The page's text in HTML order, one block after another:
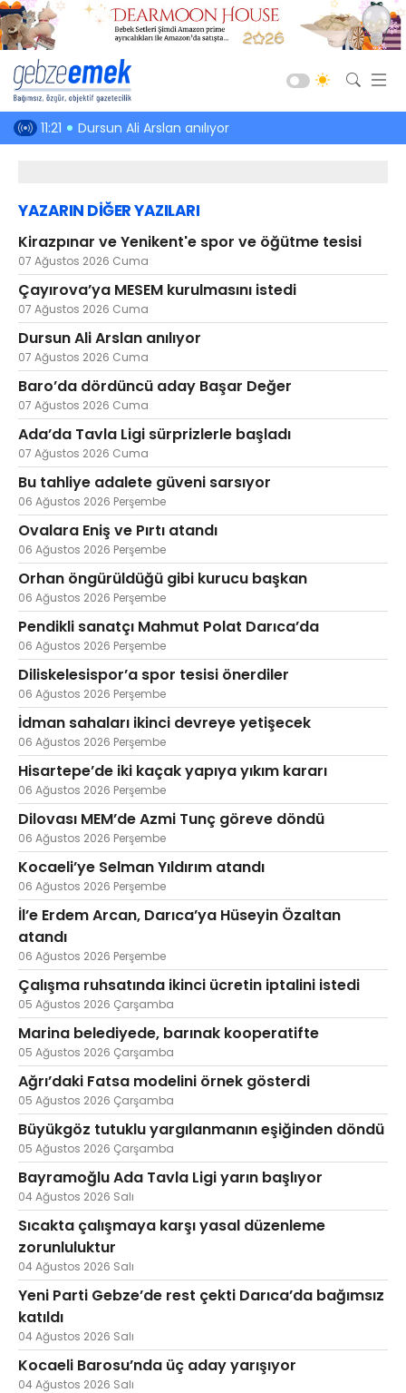
11:21 Dursun Ali Arslan anılıyor
YAZARIN DİĞER YAZILARI
Kirazpınar ve Yenikent'e spor ve öğütme tesisi
07 Ağustos 2026 Cuma
Çayırova’ya MESEM kurulmasını istedi
07 Ağustos 2026 Cuma
Dursun Ali Arslan anılıyor
07 Ağustos 2026 Cuma
Baro’da dördüncü aday Başar Değer
07 Ağustos 2026 Cuma
Ada’da Tavla Ligi sürprizlerle başladı
07 Ağustos 2026 Cuma
Bu tahliye adalete güveni sarsıyor
06 Ağustos 2026 Perşembe
Ovalara Eniş ve Pırtı atandı
06 Ağustos 2026 Perşembe
Orhan öngürüldüğü gibi kurucu başkan
06 Ağustos 2026 Perşembe
Pendikli sanatçı Mahmut Polat Darıca’da
06 Ağustos 2026 Perşembe
Diliskelesispor’a spor tesisi önerdiler
06 Ağustos 2026 Perşembe
İdman sahaları ikinci devreye yetişecek
06 Ağustos 2026 Perşembe
Hisartepe’de iki kaçak yapıya yıkım kararı
06 Ağustos 2026 Perşembe
Dilovası MEM’de Azmi Tunç göreve döndü
06 Ağustos 2026 Perşembe
Kocaeli’ye Selman Yıldırım atandı
06 Ağustos 2026 Perşembe
İl’e Erdem Arcan, Darıca’ya Hüseyin Özaltan
atandı
06 Ağustos 2026 Perşembe
Çalışma ruhsatında ikinci ücretin iptalini istedi
05 Ağustos 2026 Çarşamba
Marina belediyede, barınak kooperatifte
05 Ağustos 2026 Çarşamba
Ağrı’daki Fatsa modelini örnek gösterdi
05 Ağustos 2026 Çarşamba
Büyükgöz tutuklu yargılanmanın eşiğinden döndü
05 Ağustos 2026 Çarşamba
Bayramoğlu Ada Tavla Ligi yarın başlıyor
04 Ağustos 2026 Salı
Sıcakta çalışmaya karşı yasal düzenleme
zorunluluktur
04 Ağustos 2026 Salı
Yeni Parti Gebze’de rest çekti Darıca’da bağımsız
katıldı
04 Ağustos 2026 Salı
Kocaeli Barosu’nda üç aday yarışıyor
04 Ağustos 2026 Salı
Güncel
Siyaset
Spor
Ekonomi
Sağlık
Kültür-Sanat
Emlak
Teknoloji
Web TV Galeri
Hacı Halil Mahallesi, İsmetpaşa
(BİLKAR)Gebze - KOCAELİ
aktanuslu@gmail.com